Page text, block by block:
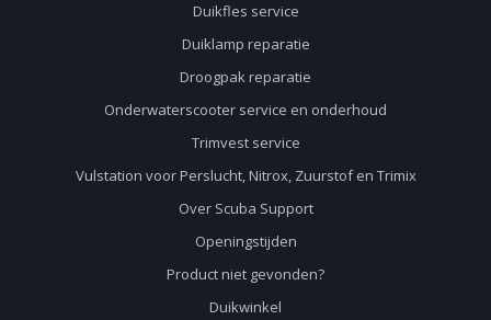
Duikfles service
Duiklamp reparatie
Droogpak reparatie
Onderwaterscooter service en onderhoud
Trimvest service
Vulstation voor Perslucht, Nitrox, Zuurstof en Trimix
Over Scuba Support
Openingstijden
Product niet gevonden?
Duikwinkel